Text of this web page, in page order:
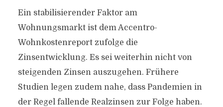
Ein stabilisierender Faktor am
Wohnungsmarkt ist dem Accentro-
Wohnkostenreport zufolge die
Zinsentwicklung. Es sei weiterhin nicht von
steigenden Zinsen auszugehen. Frühere
Studien legen zudem nahe, dass Pandemien in
der Regel fallende Realzinsen zur Folge haben.